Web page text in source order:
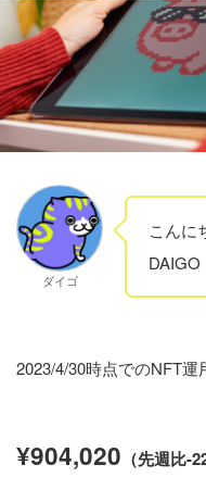
ダイゴ
こんに
DAIGO
2023/4/30時点でのNFT
¥904,020 （先週比-